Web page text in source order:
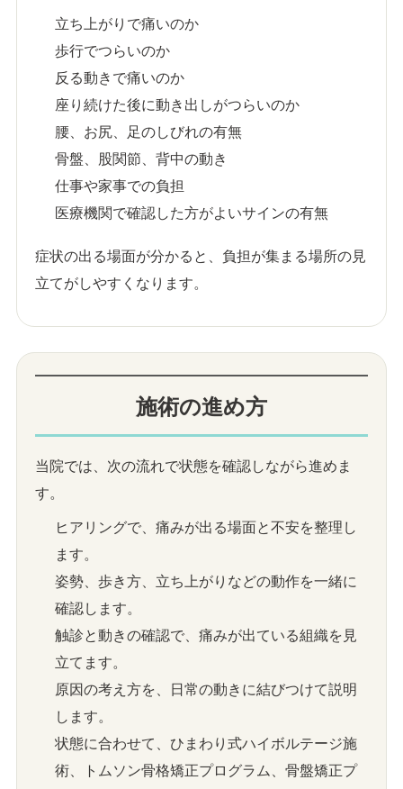
立ち上がりで痛いのか
歩行でつらいのか
反る動きで痛いのか
座り続けた後に動き出しがつらいのか
腰、お尻、足のしびれの有無
骨盤、股関節、背中の動き
仕事や家事での負担
医療機関で確認した方がよいサインの有無
症状の出る場面が分かると、負担が集まる場所の見
立てがしやすくなります。
施術の進め方
当院では、次の流れで状態を確認しながら進めま
す。
ヒアリングで、痛みが出る場面と不安を整理し
ます。
姿勢、歩き方、立ち上がりなどの動作を一緒に
確認します。
触診と動きの確認で、痛みが出ている組織を見
立てます。
原因の考え方を、日常の動きに結びつけて説明
します。
状態に合わせて、ひまわり式ハイボルテージ施
術、トムソン骨格矯正プログラム、骨盤矯正プ